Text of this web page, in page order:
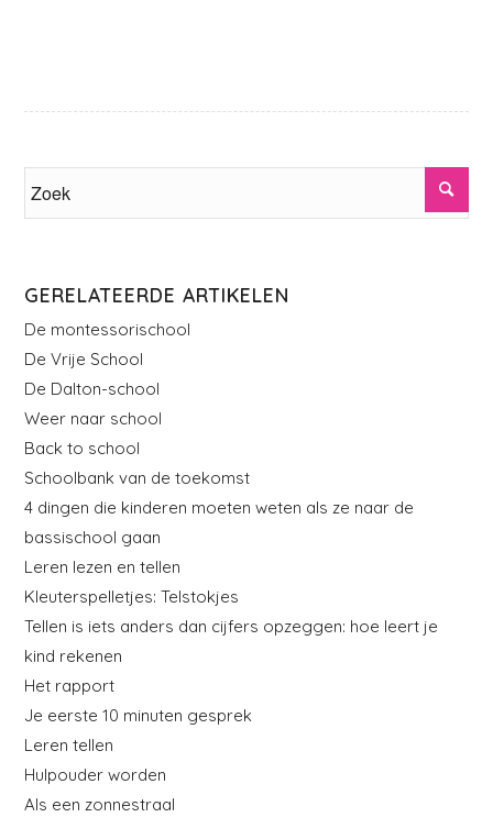
GERELATEERDE ARTIKELEN
De montessorischool
De Vrije School
De Dalton-school
Weer naar school
Back to school
Schoolbank van de toekomst
4 dingen die kinderen moeten weten als ze naar de
bassischool gaan
Leren lezen en tellen
Kleuterspelletjes: Telstokjes
Tellen is iets anders dan cijfers opzeggen: hoe leert je
kind rekenen
Het rapport
Je eerste 10 minuten gesprek
Leren tellen
Hulpouder worden
Als een zonnestraal